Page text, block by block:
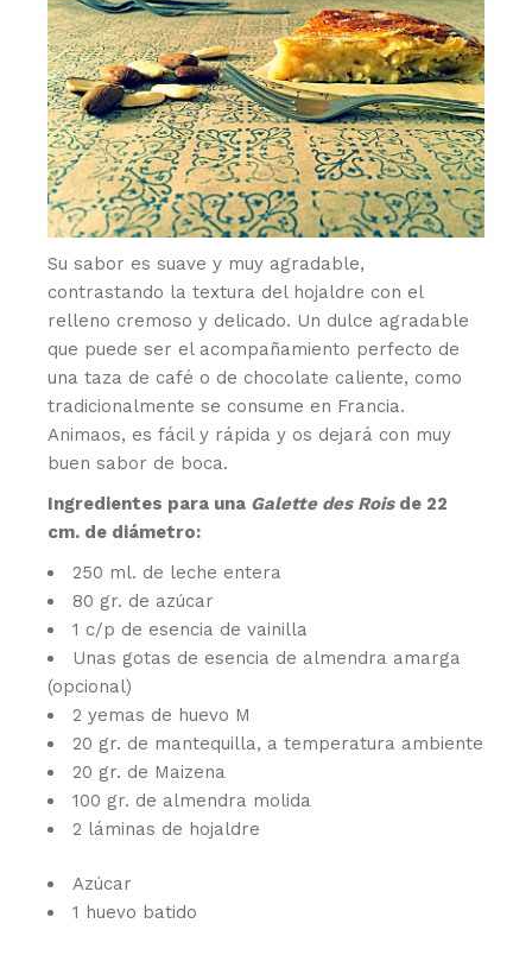
Su sabor es suave y muy agradable,
contrastando la textura del hojaldre con el
relleno cremoso y delicado. Un dulce agradable
que puede ser el acompañamiento perfecto de
una taza de café o de chocolate caliente, como
tradicionalmente se consume en Francia.
Animaos, es fácil y rápida y os dejará con muy
buen sabor de boca.
Ingredientes para una Galette des Roisde 22
cm. de diámetro:
250 ml. de leche entera
80 gr. de azúcar
1 c/p de esencia de vainilla
Unas gotas de esencia de almendra amarga
(opcional)
2 yemas de huevo M
20 gr. de mantequilla, a temperatura ambiente
20 gr. de Maizena
100 gr. de almendra molida
2 láminas de hojaldre
Azúcar
1 huevo batido